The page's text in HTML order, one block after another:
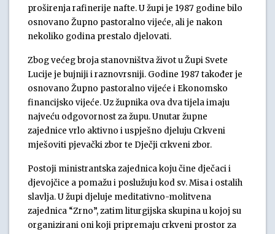
proširenja rafinerije nafte. U župi je 1987 godine bilo
osnovano Župno pastoralno vijeće, ali je nakon
nekoliko godina prestalo djelovati.
Zbog većeg broja stanovništva život u Župi Svete
Lucije je bujniji i raznovrsniji. Godine 1987 također je
osnovano Župno pastoralno vijeće i Ekonomsko
financijsko vijeće. Uz župnika ova dva tijela imaju
najveću odgovornost za župu. Unutar župne
zajednice vrlo aktivno i uspješno djeluju Crkveni
mješoviti pjevački zbor te Dječji crkveni zbor.
Postoji ministrantska zajednica koju čine dječaci i
djevojčice a pomažu i poslužuju kod sv. Misa i ostalih
slavlja. U župi djeluje meditativno-molitvena
zajednica “Zrno”, zatim liturgijska skupina u kojoj su
organizirani oni koji pripremaju crkveni prostor za